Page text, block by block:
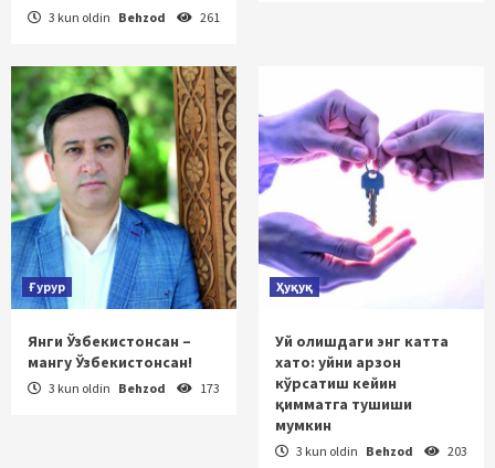
3 kun oldin Behzod 261
Ғурур
Янги Ўзбекистонсан –
мангу Ўзбекистонсан!
3 kun oldin Behzod 173
Ҳуқуқ
Уй олишдаги энг катта
хато: уйни арзон
кўрсатиш кейин
қимматга тушиши
мумкин
3 kun oldin Behzod 203